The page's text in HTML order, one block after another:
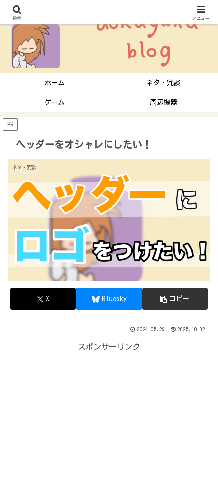
ホーム ネタ・冗談
ゲーム 周辺機器
PR
ヘッダーをオシャレにしたい！
ネタ・冗談
X Bluesky コピー
2024.05.29 2025.10.02
スポンサーリンク
検索 メニュー